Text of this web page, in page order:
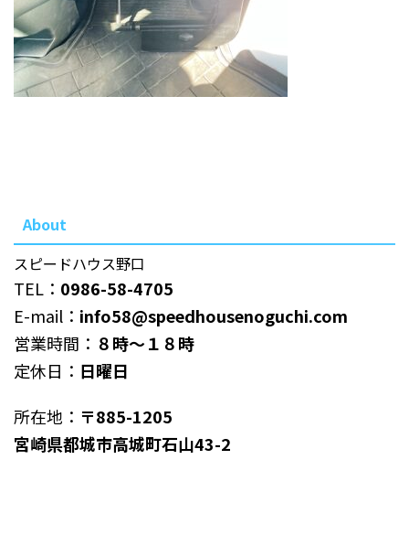
About
スピードハウス野口
TEL： 0986-58-4705
E-mail： info58@speedhousenoguchi.com
営業時間： ８時～１８時
定休日： 日曜日
所在地： 〒885-1205
宮崎県都城市高城町石山43-2